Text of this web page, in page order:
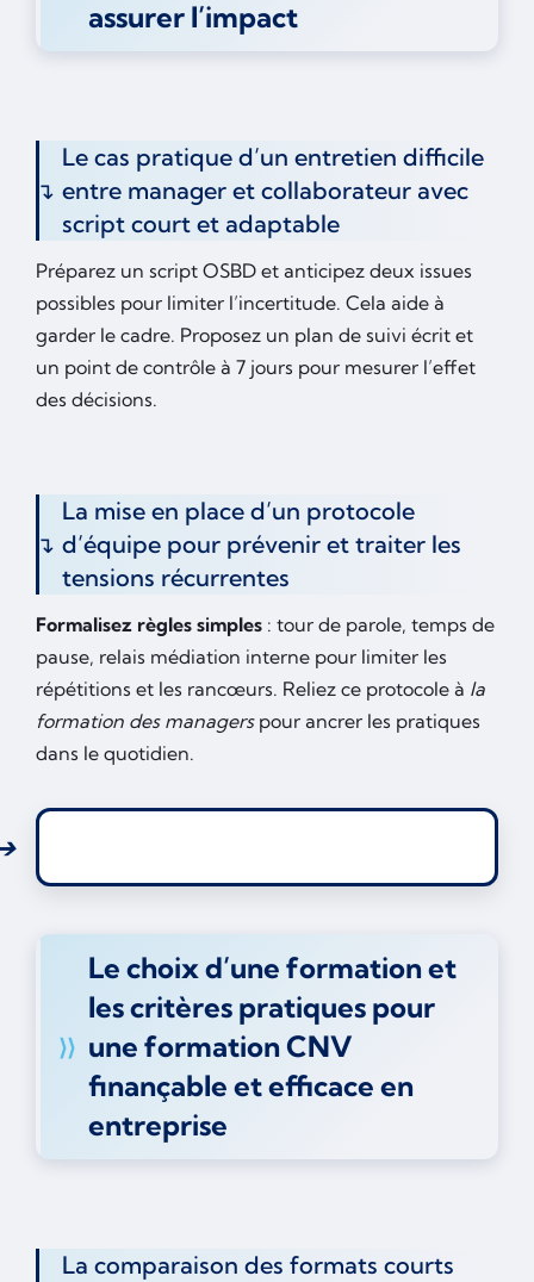
assurer l’impact
Le cas pratique d’un entretien difficile
entre manager et collaborateur avec
script court et adaptable
Préparez un script OSBD et anticipez deux issues
possibles pour limiter l’incertitude. Cela aide à
garder le cadre. Proposez un plan de suivi écrit et
un point de contrôle à 7 jours pour mesurer l’effet
des décisions.
La mise en place d’un protocole
d’équipe pour prévenir et traiter les
tensions récurrentes
Formalisez règles simples : tour de parole, temps de
pause, relais médiation interne pour limiter les
répétitions et les rancœurs. Reliez ce protocole à la
formation des managerspour ancrer les pratiques
dans le quotidien.
Le choix d’une formation et
les critères pratiques pour
une formation CNV
finançable et efficace en
entreprise
La comparaison des formats courts